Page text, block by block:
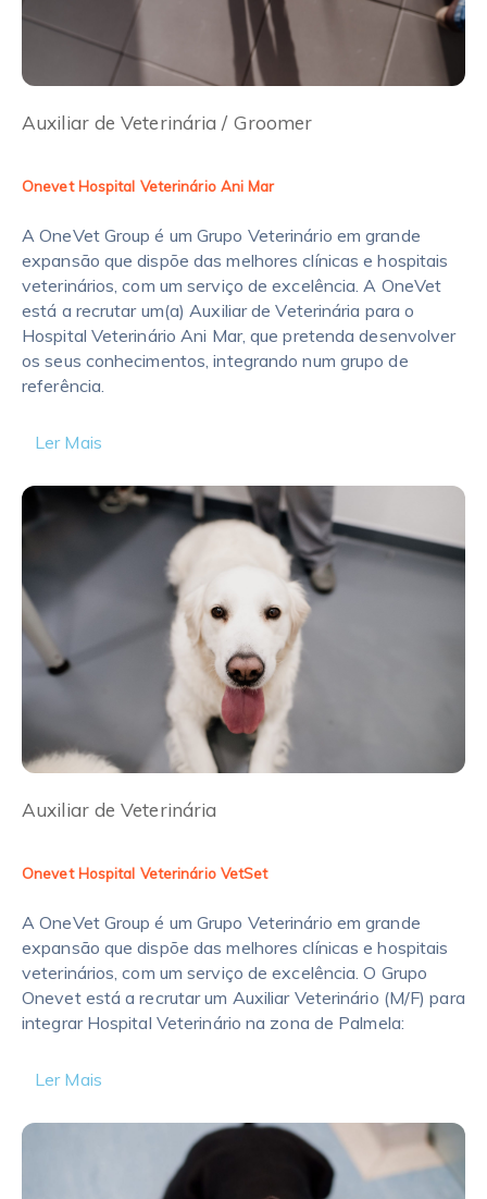
Auxiliar de Veterinária / Groomer
Onevet Hospital Veterinário Ani Mar
A OneVet Group é um Grupo Veterinário em grande
expansão que dispõe das melhores clínicas e hospitais
veterinários, com um serviço de excelência. A OneVet
está a recrutar um(a) Auxiliar de Veterinária para o
Hospital Veterinário Ani Mar, que pretenda desenvolver
os seus conhecimentos, integrando num grupo de
referência.
Ler Mais
Auxiliar de Veterinária
Onevet Hospital Veterinário VetSet
A OneVet Group é um Grupo Veterinário em grande
expansão que dispõe das melhores clínicas e hospitais
veterinários, com um serviço de excelência. O Grupo
Onevet está a recrutar um Auxiliar Veterinário (M/F) para
integrar Hospital Veterinário na zona de Palmela:
Ler Mais